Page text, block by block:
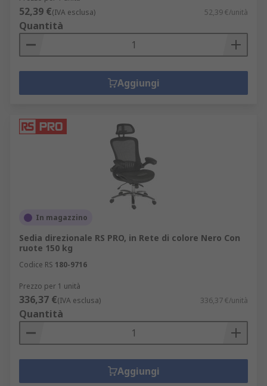
52,39 €(IVA esclusa) 52,39 €/unità
Quantità
Aggiungi
In magazzino
Sedia direzionale RS PRO, in Rete di colore Nero Con
ruote 150 kg
Codice RS 180-9716
Prezzo per 1 unità
336,37 €(IVA esclusa) 336,37 €/unità
Quantità
Aggiungi